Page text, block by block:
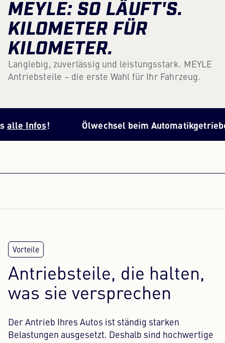
Karriere
Newsletter
Sprache: Deutsch
MEYLE: SO LÄUFT'S.
KILOMETER FÜR
KILOMETER.
Langlebig, zuverlässig und leistungsstark. MEYLE
Antriebsteile – die erste Wahl für Ihr Fahrzeug.
Ölwechsel beim Automatikgetriebe? Hier gibt
Antriebsteile, die halten,
was sie versprechen
Der Antrieb Ihres Autos ist ständig starken
Belastungen ausgesetzt. Deshalb sind hochwertige